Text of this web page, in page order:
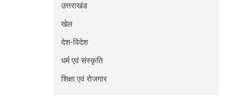
उत्तराखंड
खेल
देश-विदेश
धर्म एवं संस्कृति
शिक्षा एवं रोजगार